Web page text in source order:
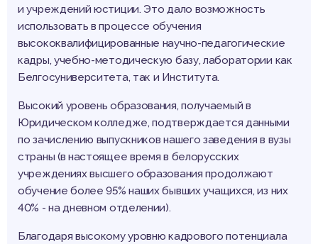
и учреждений юстиции. Это дало возможность
использовать в процессе обучения
высококвалифицированные научно-педагогические
кадры, учебно-методическую базу, лаборатории как
Белгосуниверситета, так и Института.
Высокий уровень образования, получаемый в
Юридическом колледже, подтверждается данными
по зачислению выпускников нашего заведения в вузы
страны (в настоящее время в белорусских
учреждениях высшего образования продолжают
обучение более 95% наших бывших учащихся, из них
40% - на дневном отделении).
Благодаря высокому уровню кадрового потенциала